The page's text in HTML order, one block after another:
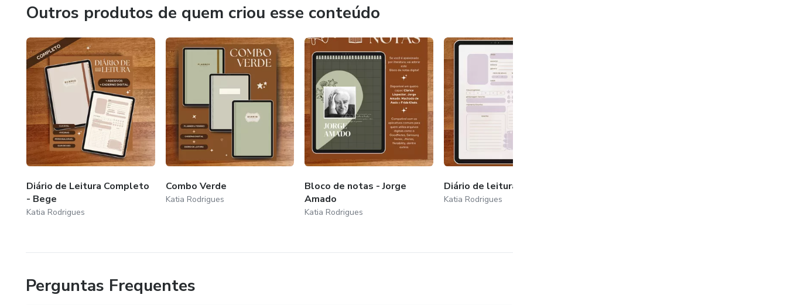
Outros produtos de quem criou esse conteúdo
Diário de Leitura Completo
- Bege
Katia Rodrigues
Combo Verde
Katia Rodrigues
Bloco de notas - Jorge
Amado
Katia Rodrigues
Diário de leitura - lilás
Katia Rodrigues
Perguntas Frequentes